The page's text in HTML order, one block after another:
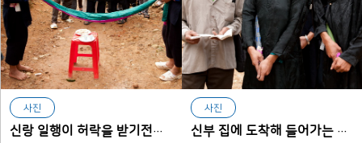
사진
신랑 일행이 허락을 받기전까지 들어가지 못하게 막고 있는 신부 측
사진
신부 집에 도착해 들어가는 것을 허락받기 위해 아이중을 부르는 장면